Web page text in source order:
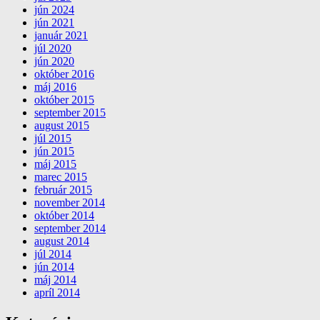
jún 2024
jún 2021
január 2021
júl 2020
jún 2020
október 2016
máj 2016
október 2015
september 2015
august 2015
júl 2015
jún 2015
máj 2015
marec 2015
február 2015
november 2014
október 2014
september 2014
august 2014
júl 2014
jún 2014
máj 2014
apríl 2014